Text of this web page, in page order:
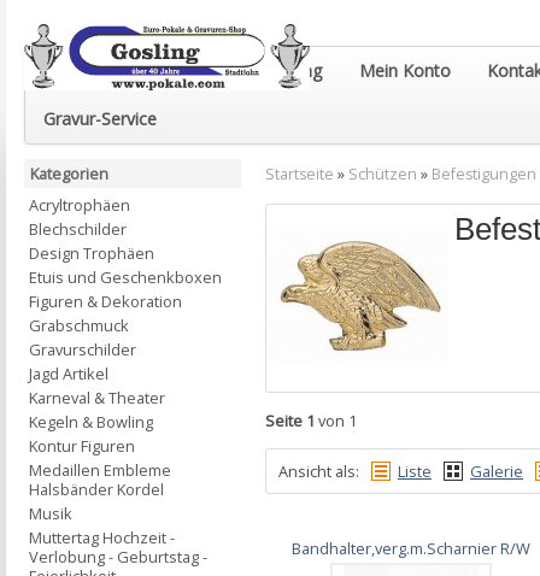
Euro-Pokale & Gravur-Shop Gosling Mein Konto
Gravur-Service
Startseite » Schützen » Befestigungen
Seite 1 von 1
Ansicht als: Liste Galerie
Bandhalter,verg.m.Scharnier R/W
Kategorien
Acryltrophäen
Blechschilder
Design Trophäen
Etuis und Geschenkboxen
Figuren & Dekoration
Grabschmuck
Gravurschilder
Jagd Artikel
Karneval & Theater
Kegeln & Bowling
Kontur Figuren
Medaillen Embleme
Halsbänder Kordel
Musik
Muttertag Hochzeit -
Verlobung - Geburtstag -